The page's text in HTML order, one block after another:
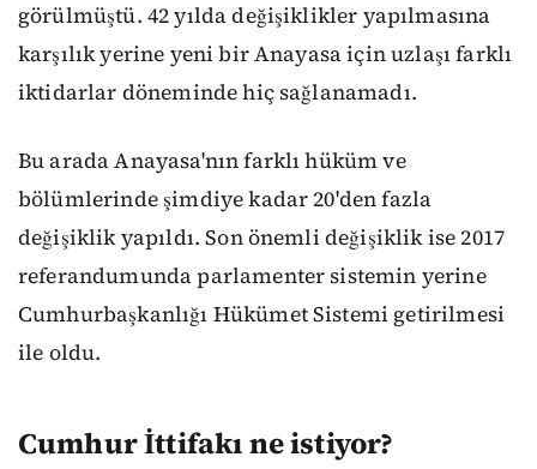
görülmüştü. 42 yılda değişiklikler yapılmasına
karşılık yerine yeni bir Anayasa için uzlaşı farklı
iktidarlar döneminde hiç sağlanamadı.
Bu arada Anayasa'nın farklı hüküm ve
bölümlerinde şimdiye kadar 20'den fazla
değişiklik yapıldı. Son önemli değişiklik ise 2017
referandumunda parlamenter sistemin yerine
Cumhurbaşkanlığı Hükümet Sistemi getirilmesi
ile oldu.
Cumhur İttifakı ne istiyor?